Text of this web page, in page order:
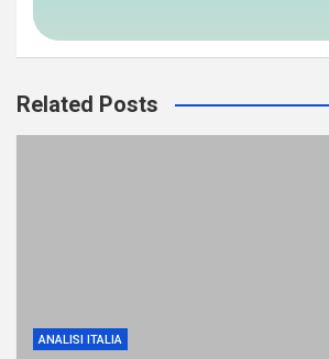
Related Posts
ANALISI ITALIA